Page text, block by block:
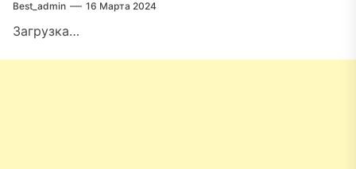
Best_admin 16 Марта 2024
Загрузка…